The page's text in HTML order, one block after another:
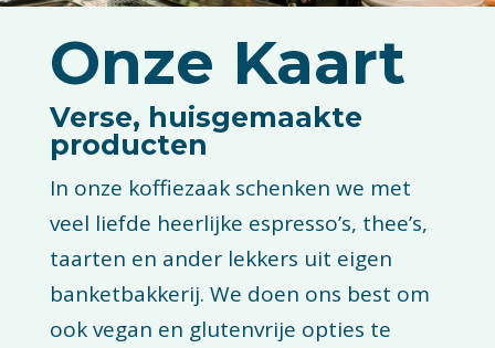
Onze Kaart
Verse, huisgemaakte
producten
In onze koffiezaak schenken we met
veel liefde heerlijke espresso’s, thee’s,
taarten en ander lekkers uit eigen
banketbakkerij. We doen ons best om
ook vegan en glutenvrije opties te